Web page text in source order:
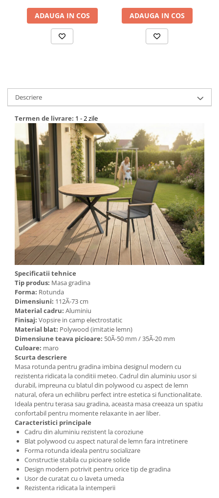
ADAUGA IN COS ADAUGA IN COS
Descriere
Termen de livrare: 1 - 2 zile
Specificatii tehnice
Tip produs: Masa gradina
Forma: Rotunda
Dimensiuni: 112Ã-73 cm
Material cadru: Aluminiu
Finisaj: Vopsire in camp electrostatic
Material blat: Polywood (imitatie lemn)
Dimensiune teava picioare: 50Ã-50 mm / 35Ã-20 mm
Culoare: maro
Scurta descriere
Masa rotunda pentru gradina imbina designul modern cu
rezistenta ridicata la conditii meteo. Cadrul din aluminiu usor si
durabil, impreuna cu blatul din polywood cu aspect de lemn
natural, ofera un echilibru perfect intre estetica si functionalitate.
Ideala pentru terasa sau gradina, aceasta masa creeaza un spatiu
confortabil pentru momente relaxante in aer liber.
Caracteristici principale
Cadru din aluminiu rezistent la coroziune
Blat polywood cu aspect natural de lemn fara intretinere
Forma rotunda ideala pentru socializare
Constructie stabila cu picioare solide
Design modern potrivit pentru orice tip de gradina
Usor de curatat cu o laveta umeda
Rezistenta ridicata la intemperii